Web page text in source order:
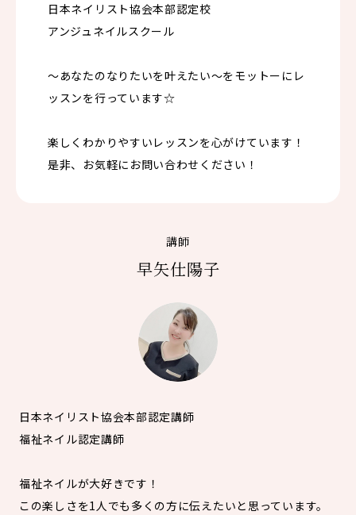
日本ネイリスト協会本部認定校
アンジュネイルスクール
〜あなたのなりたいを叶えたい〜をモットーにレ
ッスンを行っています☆
楽しくわかりやすいレッスンを心がけています！
是非、お気軽にお問い合わせください！
講師
早矢仕陽子
日本ネイリスト協会本部認定講師
福祉ネイル認定講師
福祉ネイルが大好きです！
この楽しさを1人でも多くの方に伝えたいと思っています。